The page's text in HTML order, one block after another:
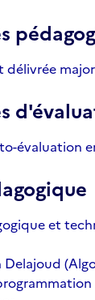
évaluation
et